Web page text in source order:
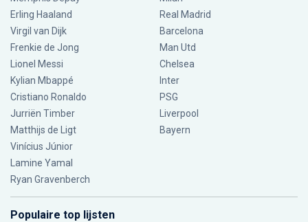
Erling Haaland
Virgil van Dijk
Frenkie de Jong
Lionel Messi
Kylian Mbappé
Cristiano Ronaldo
Jurriën Timber
Matthijs de Ligt
Vinícius Júnior
Lamine Yamal
Ryan Gravenberch
Real Madrid
Barcelona
Man Utd
Chelsea
Inter
PSG
Liverpool
Bayern
Populaire top lijsten